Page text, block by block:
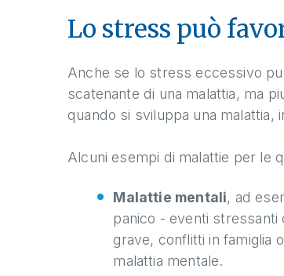
Lo stress può
Anche se lo stress eccessivo
scatenante di una malattia, ma
quando si sviluppa una malattia,
Alcuni esempi di malattie per le
Malattie mentali, ad
panico - eventi stressanti
grave, conflitti in famiglia
malattia mentale.